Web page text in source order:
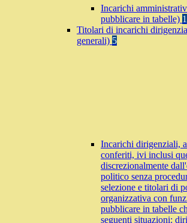
Incarichi
pubblicare in tabelle) 1
Titolari di incarichi
generali) 5
Incarichi dirigenziali,
conferiti, ivi inclusi
discrezionalmente
politico senza
selezione e titolari di
organizzativa con
pubblicare in tabelle
seguenti situazioni: